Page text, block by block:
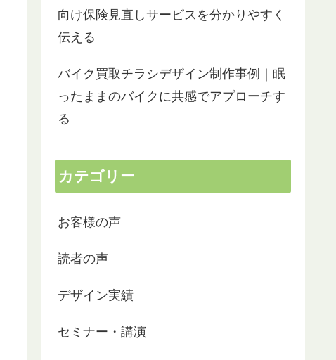
向け保険見直しサービスを分かりやすく
伝える
バイク買取チラシデザイン制作事例｜眠
ったままのバイクに共感でアプローチす
る
カテゴリー
お客様の声
読者の声
デザイン実績
セミナー・講演